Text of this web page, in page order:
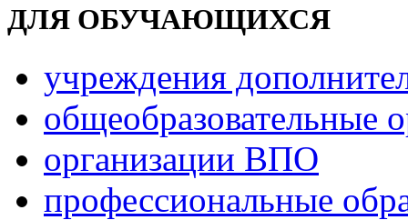
ДЛЯ ОБУЧАЮЩИХСЯ
учреждения
общеобразовательные
организации ВПО
профессиональные